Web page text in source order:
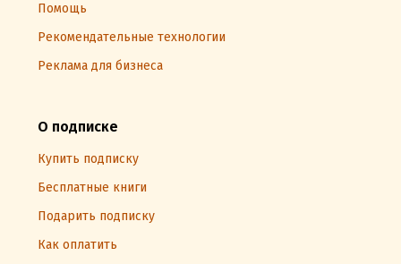
Помощь
Рекомендательные технологии
Реклама для бизнеса
О подписке
Купить подписку
Бесплатные книги
Подарить подписку
Как оплатить